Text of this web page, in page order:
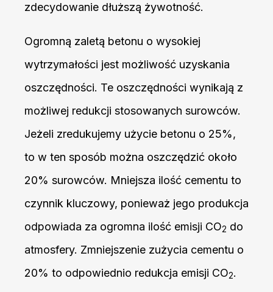
zdecydowanie dłuższą żywotność.
Ogromną zaletą betonu o wysokiej
wytrzymałości jest możliwość uzyskania
oszczędności. Te oszczędności wynikają z
możliwej redukcji stosowanych surowców.
Jeżeli zredukujemy użycie betonu o 25%,
to w ten sposób można oszczędzić około
20% surowców. Mniejsza ilość cementu to
czynnik kluczowy, ponieważ jego produkcja
odpowiada za ogromna ilość emisji CO2 do
atmosfery. Zmniejszenie zużycia cementu o
20% to odpowiednio redukcja emisji CO2.